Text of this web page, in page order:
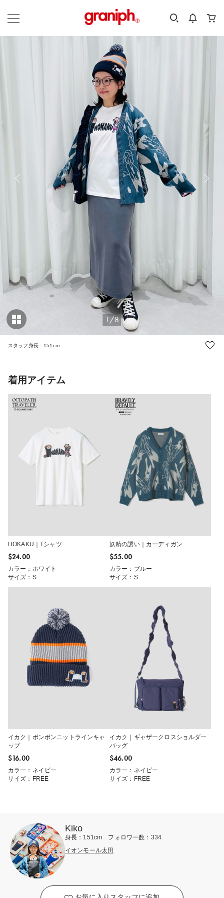
カテゴリーから探す
MEN KIDS
1/8
スタッフ身長：151cm
着用アイテム
HOKAKU｜Tシャツ
$‌24.00
カラー：ホワイト
サイズ：S
妖精の誘い｜カーディガン
$‌55.00
カラー：ブルー
サイズ：S
イカク｜ポンポンニットラインキャ
ップ
$‌16.00
カラー：ネイビー
サイズ：FREE
イカク｜ギャザークロスショルダー
バッグ
$‌46.00
カラー：ネイビー
サイズ：FREE
Kiko
身長：151cm フォロワー数：334
イオンモール太田